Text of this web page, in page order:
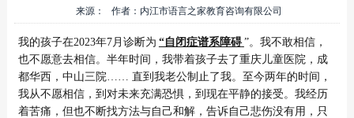
来源： 作者：内江市语言之家教育咨询有限公司
我的孩子在2023年7月诊断为 “自闭症谱系障碍 ”。我不敢相信，
也不愿意去相信。半年时间，我带着孩子去了重庆儿童医院，成
都华西，中山三院…… 直到我老公制止了我。至今两年的时间，
我从不愿相信，到对未来充满恐惧，到现在平静的接受。我经历
着苦痛，但也不断找方法与自己和解，告诉自己悲伤没有用，只